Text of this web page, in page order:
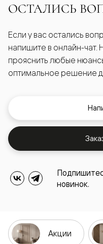
ОСТАЛИСЬ
Если у вас остались
напишите в онлайн-чат.
прояснить любые
оптимальное решение
новинок.
Акции